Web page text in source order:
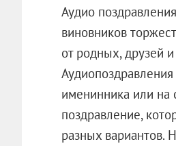
Аудио
виновников
от родных, друзей
именинника или на
поздравление,
разных вариантов.